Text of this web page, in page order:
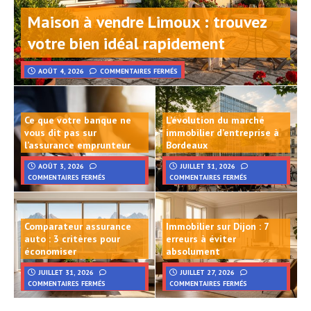
Maison à vendre Limoux : trouvez
votre bien idéal rapidement
AOÛT 4, 2026 COMMENTAIRES FERMÉS
Ce que votre banque ne
vous dit pas sur
l’assurance emprunteur
AOÛT 3, 2026
COMMENTAIRES FERMÉS
L’évolution du marché
immobilier d’entreprise à
Bordeaux
JUILLET 31, 2026
COMMENTAIRES FERMÉS
Comparateur assurance
auto : 3 critères pour
économiser
JUILLET 31, 2026
COMMENTAIRES FERMÉS
Immobilier sur Dijon : 7
erreurs à éviter
absolument
JUILLET 27, 2026
COMMENTAIRES FERMÉS